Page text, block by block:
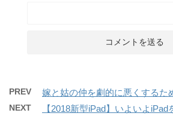
PREV 嫁と姑の仲を劇的に悪くするた
NEXT 【2018新型iPad】いよいよ